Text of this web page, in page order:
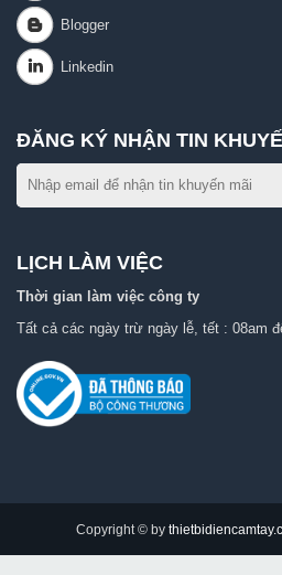
ĐĂNG KÝ NHẬN TIN
LỊCH LÀM VIỆC
Thời gian làm việc công ty
Tất cả các ngày trừ ngày lễ, tết : 08am
Copyright © by